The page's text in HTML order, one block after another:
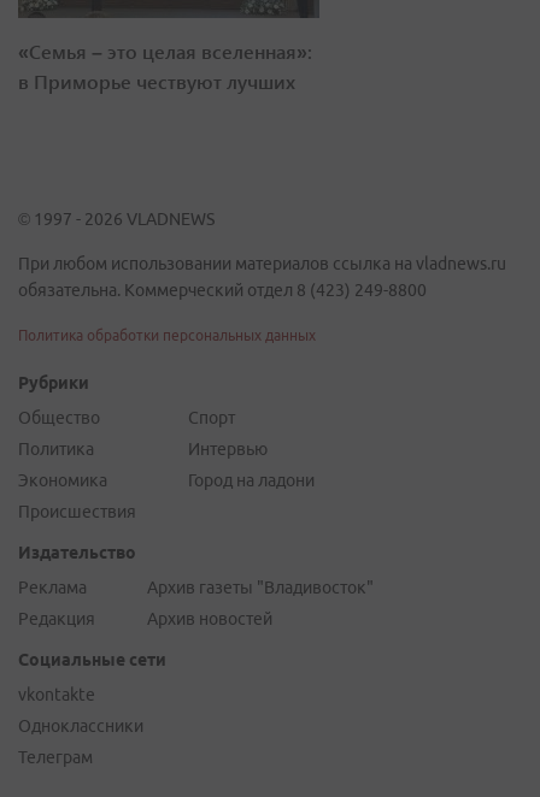
«Семья – это целая вселенная»:
в Приморье чествуют лучших
© 1997 - 2026 VLADNEWS
При любом использовании материалов ссылка на vladnews.ru
обязательна. Коммерческий отдел 8 (423) 249-8800
Политика обработки персональных данных
Рубрики
Общество
Политика
Экономика
Происшествия
Спорт
Интервью
Город на ладони
Издательство
Реклама
Редакция
Архив газеты "Владивосток"
Архив новостей
Социальные сети
vkontakte
Одноклассники
Телеграм